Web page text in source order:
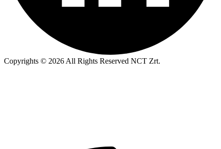
Copyrights © 2026 All Rights Reserved NCT Zrt.